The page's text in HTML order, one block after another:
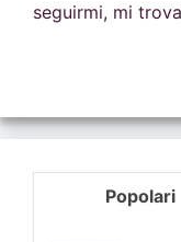
seguirmi, mi
Popolari